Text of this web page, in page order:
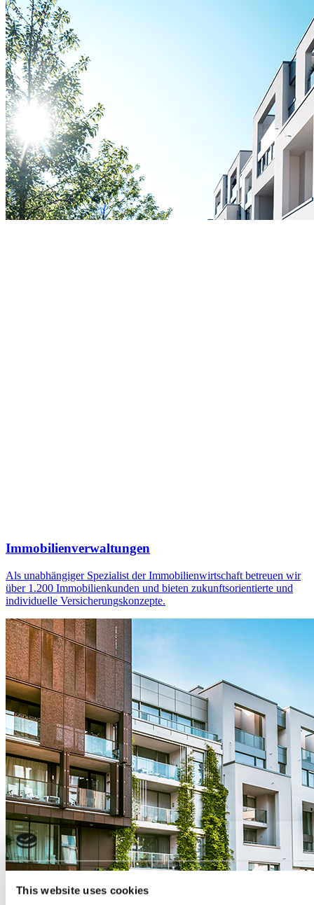
This website uses cookies
Immobilienverwaltungen
Als unabhängiger Spezialist der Immobilienwirtschaft betreuen wir
über 1.200 Immobilienkunden und bieten zukunftsorientierte und
individuelle Versicherungskonzepte.